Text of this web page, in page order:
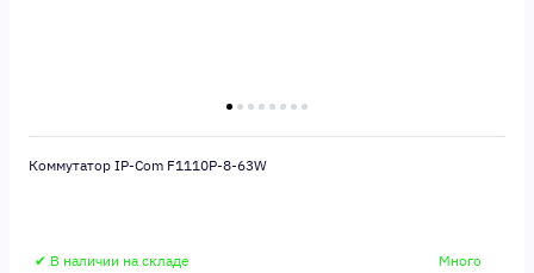
Коммутатор IP-Com F1110P-8-63W
✔ В наличии на складе Много